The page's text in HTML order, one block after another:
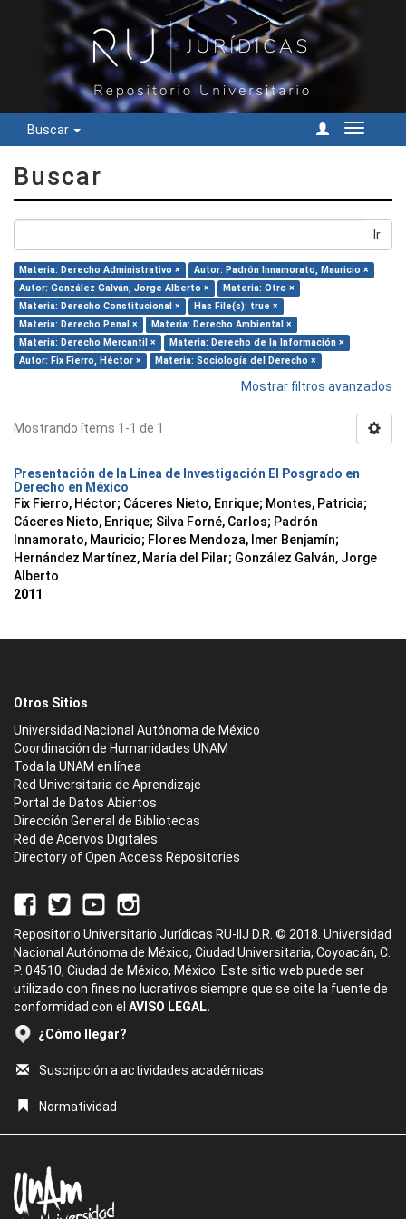
Buscar
Cambiar
Buscar
Ir
Materia: Derecho Administrativo ×
Autor: Padrón Innamorato, Mauricio ×
Autor: González Galván, Jorge Alberto ×
Materia: Otro ×
Materia: Derecho Constitucional ×
Has File(s): true ×
Materia: Derecho Penal ×
Materia: Derecho Ambiental ×
Materia: Derecho Mercantil ×
Materia: Derecho de la Información ×
Autor: Fix Fierro, Héctor ×
Materia: Sociología del Derecho ×
Mostrar filtros avanzados
Mostrando ítems 1-1 de 1
Presentación de la Línea de Investigación El Posgrado en
Derecho en México
Fix Fierro, Héctor; Cáceres Nieto, Enrique; Montes, Patricia;
Cáceres Nieto, Enrique; Silva Forné, Carlos; Padrón
Innamorato, Mauricio; Flores Mendoza, Imer Benjamín;
Hernández Martínez, María del Pilar; González Galván, Jorge
Alberto
2011
Otros Sitios
Universidad Nacional Autónoma de México
Coordinación de Humanidades UNAM
Toda la UNAM en línea
Red Universitaria de Aprendizaje
Portal de Datos Abiertos
Dirección General de Bibliotecas
Red de Acervos Digitales
Directory of Open Access Repositories
Repositorio Universitario Jurídicas RU-IIJ D.R. © 2018. Universidad
Nacional Autónoma de México, Ciudad Universitaria, Coyoacán, C.
P. 04510, Ciudad de México, México. Este sitio web puede ser
utilizado con fines no lucrativos siempre que se cite la fuente de
conformidad con el AVISO LEGAL.
¿Cómo llegar?
Suscripción a actividades académicas
Normatividad